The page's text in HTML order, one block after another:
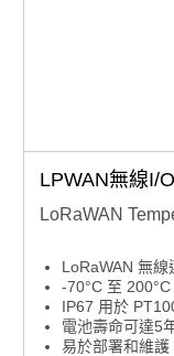
LPWAN無線I/
LoRaWAN
LoRaWAN 無線
-70°C 至
IP67 用於
電池壽命可達5
易於部署和維護